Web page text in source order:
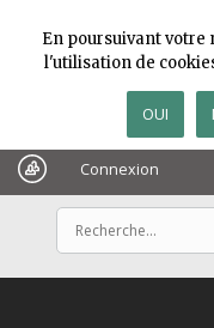
Connexion
En poursuivant votre
l'utilisation de
OUI